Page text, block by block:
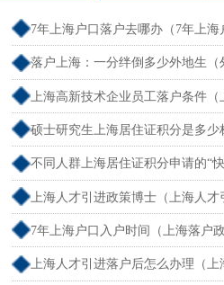
7年上海户口落户去哪办（7年上海
落户上海：一分绊倒多少外地生（
孩可以考上海大学吗）
上海高新技术企业员工落户条件
户）
硕士研究生上海居住证积分是多
积分）
不同人群上海居住证积分申请的“
上海人才引进政策博士（上海人才
7年上海户口入户时间（上海落户政
上海人才引进落户后怎么办理（上